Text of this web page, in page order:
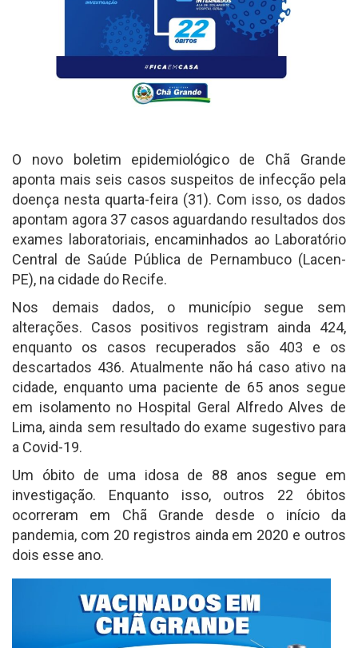
O novo boletim epidemiológico de Chã Grande
aponta mais seis casos suspeitos de infecção pela
doença nesta quarta-feira (31). Com isso, os dados
apontam agora 37 casos aguardando resultados dos
exames laboratoriais, encaminhados ao Laboratório
Central de Saúde Pública de Pernambuco (Lacen-
PE), na cidade do Recife.
Nos demais dados, o município segue sem
alterações. Casos positivos registram ainda 424,
enquanto os casos recuperados são 403 e os
descartados 436. Atualmente não há caso ativo na
cidade, enquanto uma paciente de 65 anos segue
em isolamento no Hospital Geral Alfredo Alves de
Lima, ainda sem resultado do exame sugestivo para
a Covid-19.
Um óbito de uma idosa de 88 anos segue em
investigação. Enquanto isso, outros 22 óbitos
ocorreram em Chã Grande desde o início da
pandemia, com 20 registros ainda em 2020 e outros
dois esse ano.